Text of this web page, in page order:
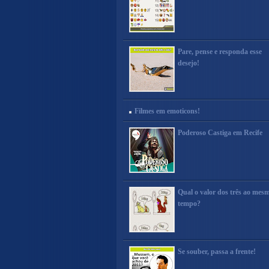
Pare, pense e responda esse
desejo!
Filmes em emoticons!
Poderoso Castiga em Recife
Qual o valor dos três ao
tempo?
Se souber, passa a frente!